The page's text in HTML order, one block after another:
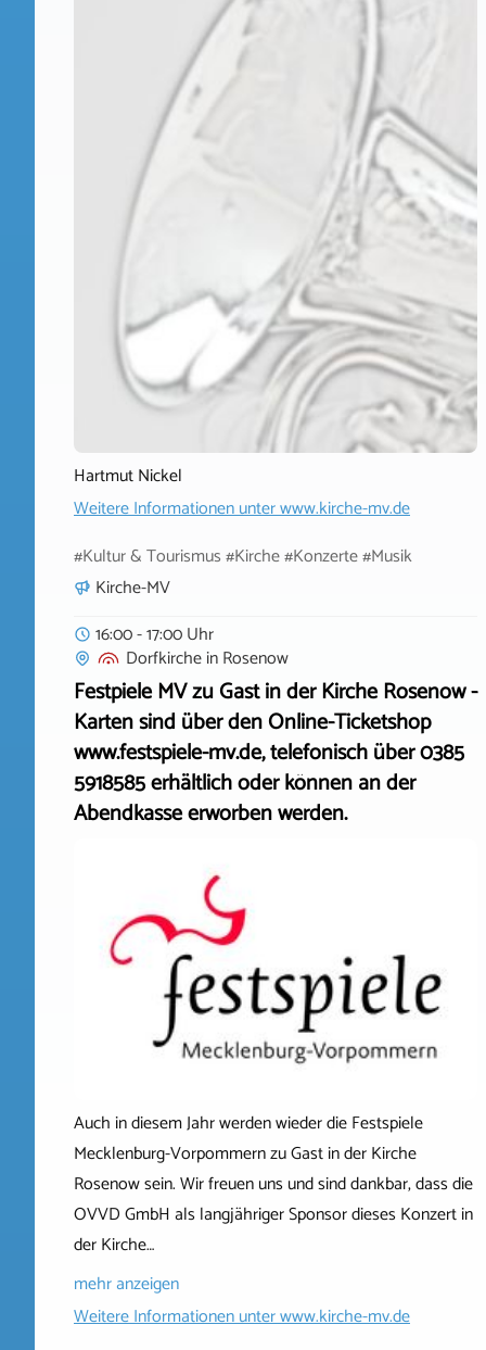
Hartmut Nickel
Weitere Informationen unterwww.kirche-mv.de
#Kultur & Tourismus #Kirche #Konzerte #Musik
Kirche-MV
16:00 - 17:00 Uhr
DorfkircheinRosenow
Festpiele MV zu Gast in der Kirche Rosenow -
Karten sind über den Online-Ticketshop
www.festspiele-mv.de, telefonisch über 0385
5918585 erhältlich oder können an der
Abendkasse erworben werden.
Auch in diesem Jahr werden wieder die Festspiele
Mecklenburg-Vorpommern zu Gast in der Kirche
Rosenow sein. Wir freuen uns und sind dankbar, dass die
OVVD GmbH als langjähriger Sponsor dieses Konzert in
der Kirche…
mehr anzeigen
Weitere Informationen unterwww.kirche-mv.de